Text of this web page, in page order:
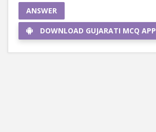
ANSWER
DOWNLOAD GUJARATI MCQ APP